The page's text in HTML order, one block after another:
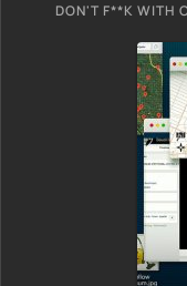
DON'T F**K WITH